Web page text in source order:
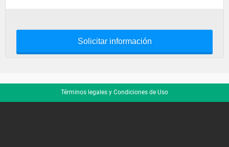
Solicitar información
Términos legales y Condiciones de Uso